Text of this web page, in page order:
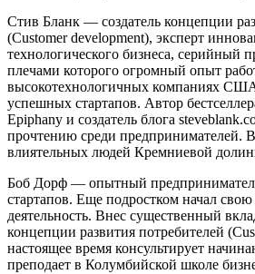
Стив Бланк — создатель концепции
(Customer development), эксперт
технологического бизнеса, серийный
плечами которого огромный опыт
высокотехнологичных компаниях
успешных стартапов. Автор
Epiphany и создатель блога
прочтению среди предпринимателей.
влиятельных людей Кремниевой
Боб Дорф — опытный
стартапов. Еще подростком начал
деятельность. Внес существенный
концепции развития потребителей
настоящее время консультирует
преподает в Колумбийской школе